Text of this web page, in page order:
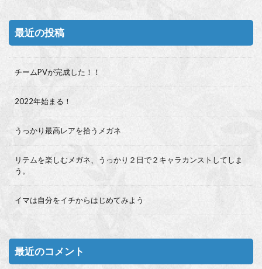
最近の投稿
チームPVが完成した！！
2022年始まる！
うっかり最高レアを拾うメガネ
リテムを楽しむメガネ、うっかり２日で２キャラカンストしてしま
う。
イマは自分をイチからはじめてみよう
最近のコメント